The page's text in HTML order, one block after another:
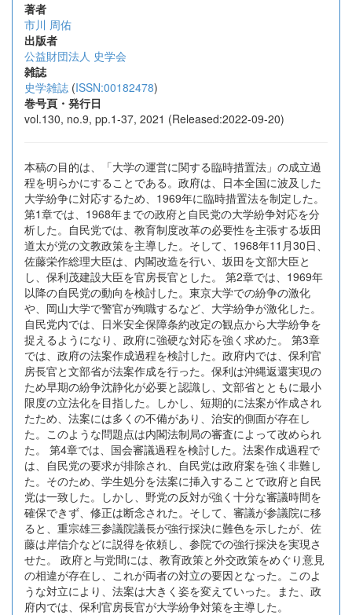
著者
市川 周佑
出版者
公益財団法人 史学会
雑誌
史学雑誌 (ISSN:00182478)
巻号頁・発行日
vol.130, no.9, pp.1-37, 2021 (Released:2022-09-20)
本稿の目的は、「大学の運営に関する臨時措置法」の成立過
程を明らかにすることである。政府は、日本全国に波及した
大学紛争に対応するため、1969年に臨時措置法を制定した。
第1章では、1968年までの政府と自民党の大学紛争対応を分
析した。自民党では、教育制度改革の必要性を主張する坂田
道太が党の文教政策を主導した。そして、1968年11月30日、
佐藤栄作総理大臣は、内閣改造を行い、坂田を文部大臣と
し、保利茂建設大臣を官房長官とした。 第2章では、1969年
以降の自民党の動向を検討した。東京大学での紛争の激化
や、岡山大学で警官が殉職するなど、大学紛争が激化した。
自民党内では、日米安全保障条約改定の観点から大学紛争を
捉えるようになり、政府に強硬な対応を強く求めた。 第3章
では、政府の法案作成過程を検討した。政府内では、保利官
房長官と文部省が法案作成を行った。保利は沖縄返還実現の
ため早期の紛争沈静化が必要と認識し、文部省とともに最小
限度の立法化を目指した。しかし、短期的に法案が作成され
たため、法案には多くの不備があり、治安的側面が存在し
た。このような問題点は内閣法制局の審査によって改められ
た。 第4章では、国会審議過程を検討した。法案作成過程で
は、自民党の要求が排除され、自民党は政府案を強く非難し
た。そのため、学生処分を法案に挿入することで政府と自民
党は一致した。しかし、野党の反対が強く十分な審議時間を
確保できず、修正は断念された。そして、審議が参議院に移
ると、重宗雄三参議院議長が強行採決に難色を示したが、佐
藤は岸信介などに説得を依頼し、参院での強行採決を実現さ
せた。 政府と与党間には、教育政策と外交政策をめぐり意見
の相違が存在し、これが両者の対立の要因となった。このよ
うな対立により、法案は大きく姿を変えていった。また、政
府内では、保利官房長官が大学紛争対策を主導した。